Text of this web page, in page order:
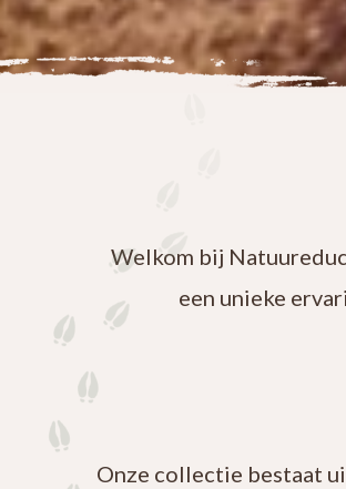
Welkom bij
een unieke
Onze collectie bestaat